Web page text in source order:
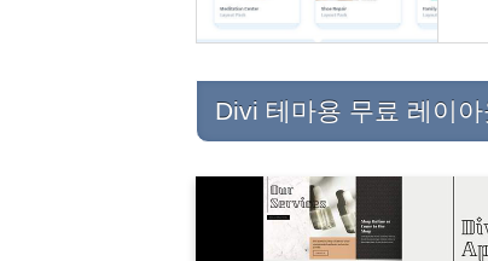
Divi 테마용 무료 레이